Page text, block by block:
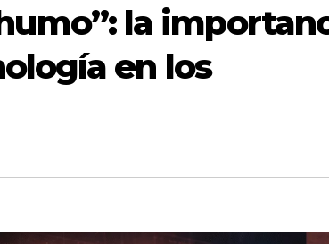
la
en los